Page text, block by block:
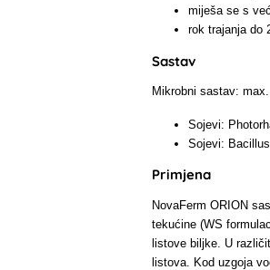
miješa se s
rok trajanja do
Sastav
Mikrobni sastav:
Sojevi:
Sojevi:
Primjena
NovaFerm ORION
tekućine (WS
listove biljke. U
listova. Kod uzgoja